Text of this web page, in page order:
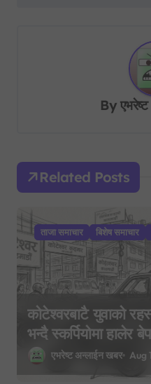
a
t
i
o
n
By
Related Posts
ताजा समाचार बिशेष समाचार
कोटेश्वरबाटै युवाको
भन्दै स्कर्पियोमा हालेर
छैन
एभरेष्ट अन्लाईन खबर Aug